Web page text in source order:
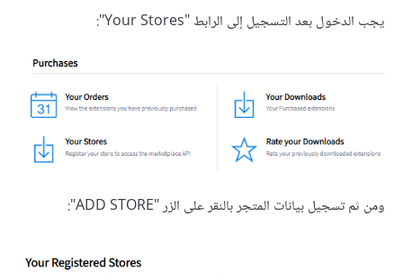
يجب الدخول بعد التسجيل إلى الرابط "Your Stores":
ومن ثم تسجيل بيانات المتجر بالنقر على الزر "ADD STORE":